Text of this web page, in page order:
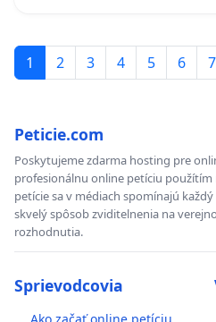
1 2 3 4 5 6 7
Peticie.com
Poskytujeme zdarma hosting pre
profesionálnu online petíciu použítím
petície sa v médiach spomínajú
skvelý spôsob zviditelnenia na
rozhodnutia.
Sprievodcovia